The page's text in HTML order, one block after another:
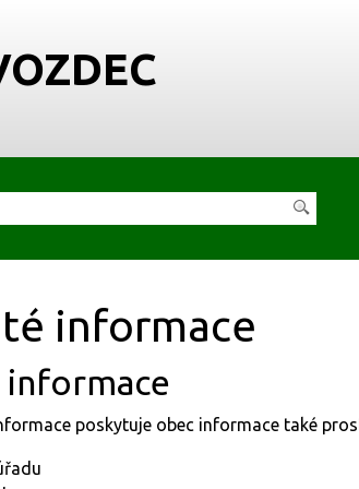
informace
informace
poskytuje obec informace také